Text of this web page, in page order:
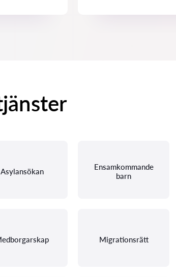
Asylansökan
Ensamkommande
barn
Migrationsrätt